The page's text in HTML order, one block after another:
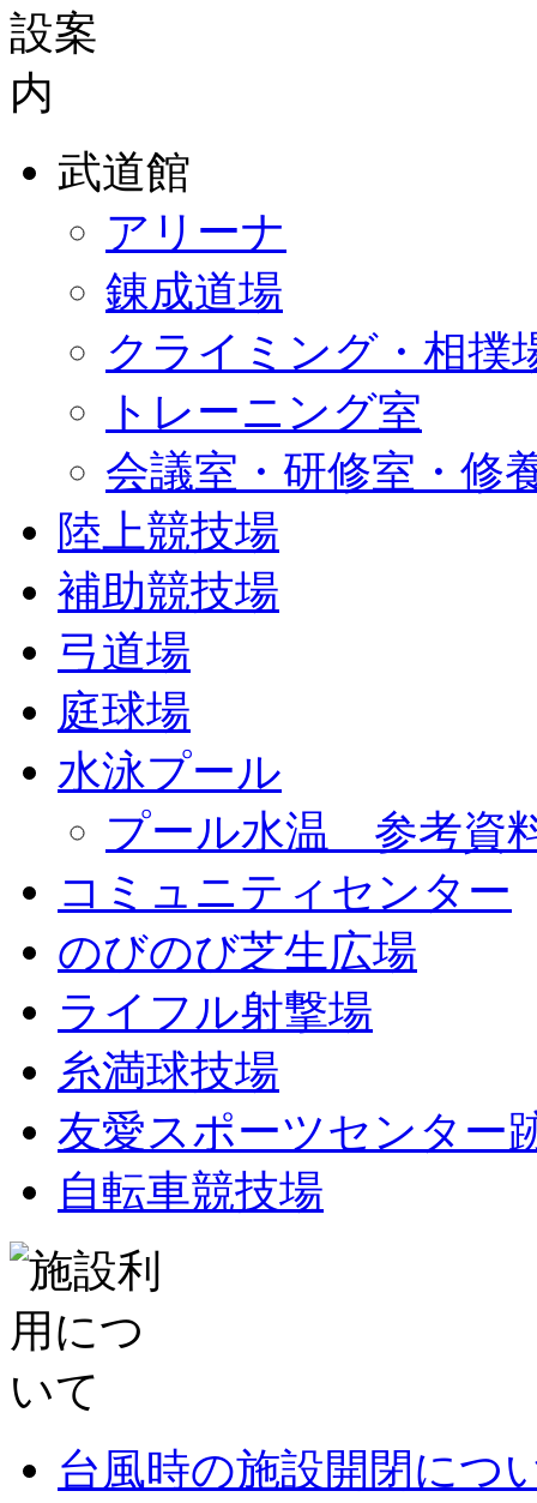
武道館
アリーナ
錬成道場
クライミング・相撲
トレーニング室
会議室・研修室・修
陸上競技場
補助競技場
弓道場
庭球場
水泳プール
プール水温 参考資
コミュニティセンター
のびのび芝生広場
ライフル射撃場
糸満球技場
友愛スポーツセンター
自転車競技場
台風時の施設開閉につ